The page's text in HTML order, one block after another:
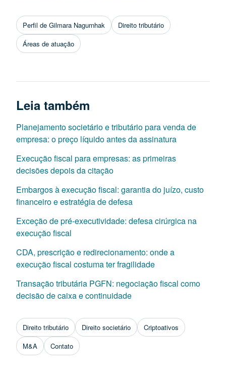
Perfil de Gilmara Nagurnhak
Direito tributário
Áreas de atuação
Leia também
Planejamento societário e tributário para venda de
empresa: o preço líquido antes da assinatura
Execução fiscal para empresas: as primeiras
decisões depois da citação
Embargos à execução fiscal: garantia do juízo, custo
financeiro e estratégia de defesa
Exceção de pré-executividade: defesa cirúrgica na
execução fiscal
CDA, prescrição e redirecionamento: onde a
execução fiscal costuma ter fragilidade
Transação tributária PGFN: negociação fiscal como
decisão de caixa e continuidade
Direito tributário Direito societário
Criptoativos
M&A
Contato